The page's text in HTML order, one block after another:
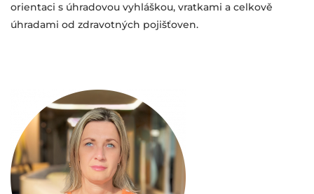
orientaci s úhradovou vyhláškou, vratkami a celkově
úhradami od zdravotných pojišťoven.